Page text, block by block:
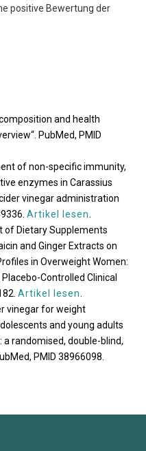
positive Bewertung der
and health
PubMed, PMID
of non-specific immunity,
enzymes in Carassius
vinegar administration
Artikel lesen.
of Dietary Supplements
and Ginger Extracts on
in Overweight Women:
Controlled Clinical
Artikel lesen.
vinegar for weight
and young adults
randomised, double-blind,
PMID 38966098.